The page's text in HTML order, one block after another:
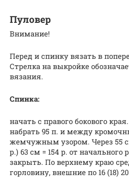
Пуловер
Внимание!
Перед и спинку вязать в
Стрелка на выкройке
вязания.
Спинка:
начать с правого бокового
набрать 95 п. и между
жемчужным узором. Через 55
р.) 63 см = 154 р. от начального
закрыть. По верхнему краю
горловину, внешние по 16 (18)